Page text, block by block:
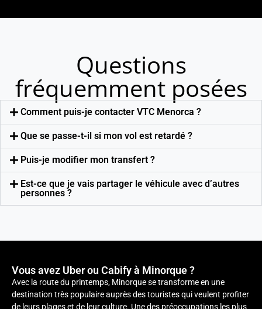
Questions
fréquemment posées
Comment puis-je contacter VTC Menorca ?
Que se passe-t-il si mon vol est retardé ?
Puis-je modifier mon transfert ?
Est-ce que je vais partager le véhicule avec d’autres
personnes ?
Vous avez Uber ou Cabify à Minorque ?
Avec la route du printemps, Minorque se transforme en une
destination très populaire auprès des touristes qui veulent profiter
de leurs plages et de leur culture. Une des préoccupations les plus